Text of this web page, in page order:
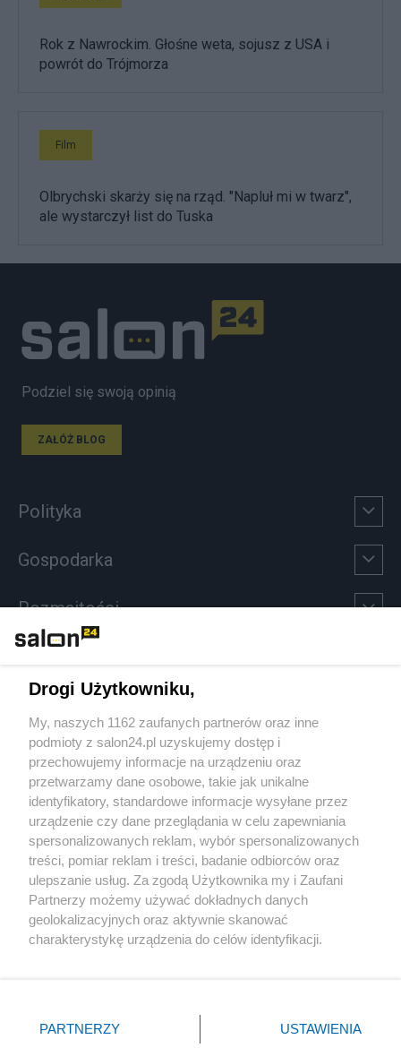
Rok z Nawrockim. Głośne weta, sojusz z USA i
powrót do Trójmorza
Film
Olbrychski skarży się na rząd. "Napluł mi w twarz",
ale wystarczył list do Tuska
Podziel się swoją opinią
ZAŁÓŻ BLOG
Polityka
Gospodarka
Rozmaitości
Sport
Społeczeństwo
Kultura
X Facebook Instagram Youtube
Drogi Użytkowniku,
My, naszych 1162 zaufanych partnerów oraz inne
podmioty z salon24.pl uzyskujemy dostęp i
przechowujemy informacje na urządzeniu oraz
przetwarzamy dane osobowe, takie jak unikalne
identyfikatory, standardowe informacje wysyłane przez
urządzenie czy dane przeglądania w celu zapewniania
spersonalizowanych reklam, wybór spersonalizowanych
treści, pomiar reklam i treści, badanie odbiorców oraz
ulepszanie usług. Za zgodą Użytkownika my i Zaufani
Partnerzy możemy używać dokładnych danych
geolokalizacyjnych oraz aktywnie skanować
charakterystykę urządzenia do celów identyfikacji.
zmienić/wycofać klikając przycisk ustawień prywatności
znajdujący się w lewym dolnym rogu strony
PARTNERZY USTAWIENIA